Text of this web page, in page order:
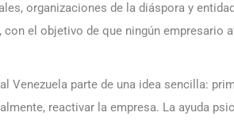
organizaciones de la diáspora y
el objetivo de que ningún empresario
Venezuela parte de una idea sencilla:
reactivar la empresa. La ayuda